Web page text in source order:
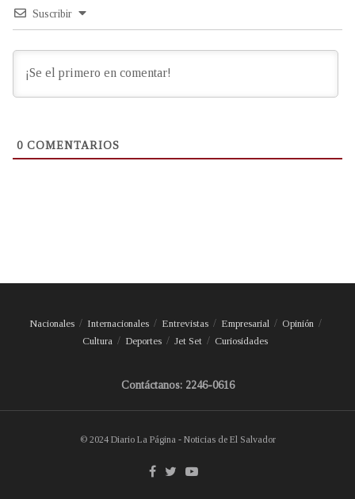
Suscribir
0 COMENTARIOS
Nacionales Internacionales Entrevistas Empresarial
Opinión
Cultura
Deportes Jet Set Curiosidades
Contáctanos: 2246-0616
© 2024 Diario La Página - Noticias de El Salvador